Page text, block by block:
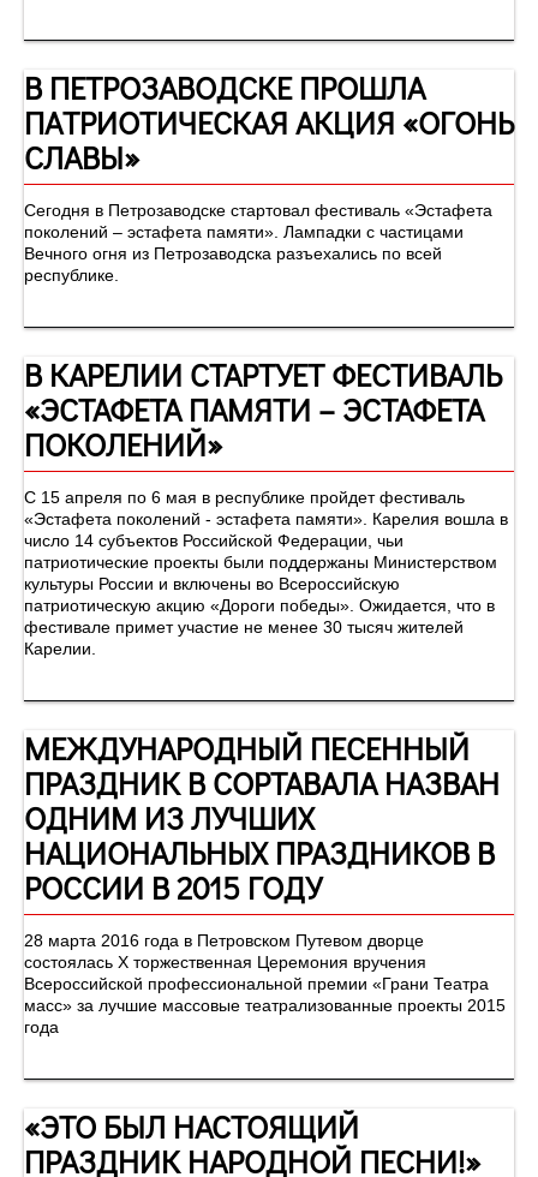
В ПЕТРОЗАВОДСКЕ ПРОШЛА
ПАТРИОТИЧЕСКАЯ АКЦИЯ «ОГОНЬ
СЛАВЫ»
Сегодня в Петрозаводске стартовал фестиваль «Эстафета
поколений – эстафета памяти». Лампадки с частицами
Вечного огня из Петрозаводска разъехались по всей
республике.
В КАРЕЛИИ СТАРТУЕТ ФЕСТИВАЛЬ
«ЭСТАФЕТА ПАМЯТИ – ЭСТАФЕТА
ПОКОЛЕНИЙ»
С 15 апреля по 6 мая в республике пройдет фестиваль
«Эстафета поколений - эстафета памяти». Карелия вошла в
число 14 субъектов Российской Федерации, чьи
патриотические проекты были поддержаны Министерством
культуры России и включены во Всероссийскую
патриотическую акцию «Дороги победы». Ожидается, что в
фестивале примет участие не менее 30 тысяч жителей
Карелии.
МЕЖДУНАРОДНЫЙ ПЕСЕННЫЙ
ПРАЗДНИК В СОРТАВАЛА НАЗВАН
ОДНИМ ИЗ ЛУЧШИХ
НАЦИОНАЛЬНЫХ ПРАЗДНИКОВ В
РОССИИ В 2015 ГОДУ
28 марта 2016 года в Петровском Путевом дворце
состоялась Х торжественная Церемония вручения
Всероссийской профессиональной премии «Грани Театра
масс» за лучшие массовые театрализованные проекты 2015
года
«ЭТО БЫЛ НАСТОЯЩИЙ
ПРАЗДНИК НАРОДНОЙ ПЕСНИ!»